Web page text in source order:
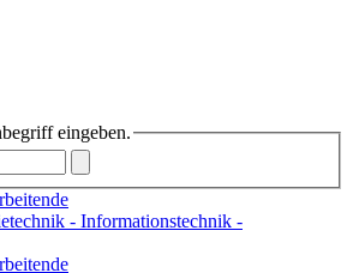
eingeben.
- Informationstechnik -